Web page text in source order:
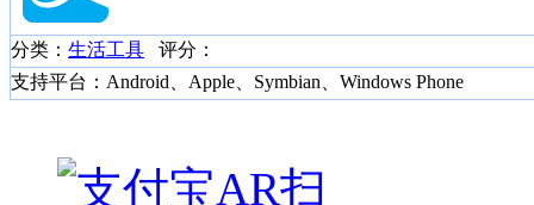
分类： 生活工具 评分：
支持平台：Android、Apple、Symbian、Windows Phone